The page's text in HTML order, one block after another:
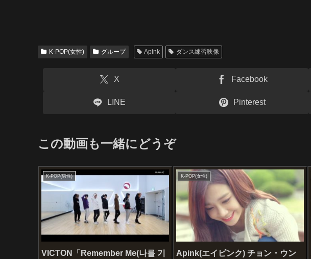
K-POP(女性) グループ Apink ダンス練習映像
X Facebook
LINE Pinterest
この動画も一緒にどうぞ
K-POP(男性)
VICTON「Remember Me(나를 기
K-POP(女性)
Apink(エイピンク) チョン・ウン